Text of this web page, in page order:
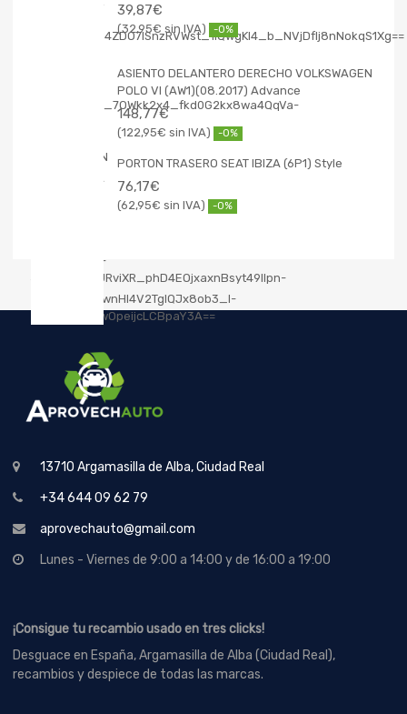
39,87€
32,95€ -0%
ASIENTO DELANTERO DERECHO VOLKSWAGEN
POLO VI (AW1)(08.2017) Advance
148,77€
122,95€ -0%
PORTON TRASERO SEAT IBIZA (6P1) Style
76,17€
62,95€ -0%
13710 Argamasilla de Alba, Ciudad Real
+34 644 09 62 79
aprovechauto@gmail.com
Lunes - Viernes de 9:00 a 14:00 y de 16:00 a 19:00
¡Consigue tu recambio usado en tres clicks!
Desguace en España, Argamasilla de Alba (Ciudad Real),
recambios y despiece de todas las marcas.